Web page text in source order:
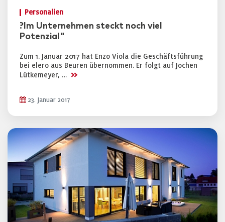
Personalien
?Im Unternehmen steckt noch viel
Potenzial"
Zum 1. Januar 2017 hat Enzo Viola die Geschäftsführung
bei elero aus Beuren übernommen. Er folgt auf Jochen
Lütkemeyer, … >>
23. Januar 2017